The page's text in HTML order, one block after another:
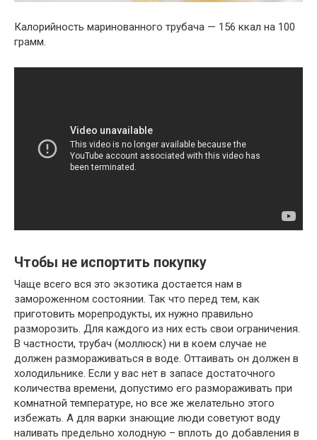
Калорийность маринованного трубача — 156 ккал на 100
грамм.
Чтобы не испортить покупку
Чаще всего вся это экзотика достается нам в
замороженном состоянии. Так что перед тем, как
приготовить морепродукты, их нужно правильно
разморозить. Для каждого из них есть свои ограничения.
В частности, трубач (моллюск) ни в коем случае не
должен размораживаться в воде. Оттаивать он должен в
холодильнике. Если у вас нет в запасе достаточного
количества времени, допустимо его размораживать при
комнатной температуре, но все же желательно этого
избежать. А для варки знающие люди советуют воду
наливать предельно холодную – вплоть до добавления в